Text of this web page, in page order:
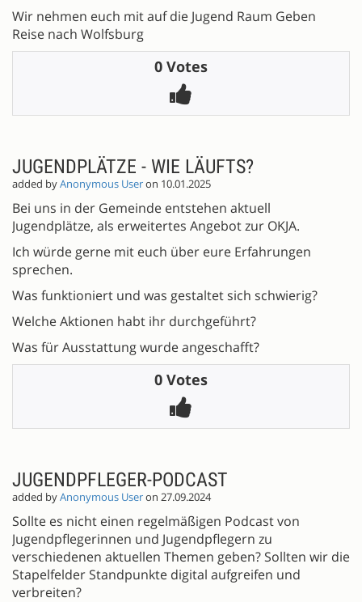
Wir nehmen euch mit auf die Jugend Raum Geben
Reise nach Wolfsburg
0 Votes
JUGENDPLÄTZE - WIE LÄUFTS?
added byAnonymous Useron 10.01.2025
Bei uns in der Gemeinde entstehen aktuell
Jugendplätze, als erweitertes Angebot zur OKJA.
Ich würde gerne mit euch über eure Erfahrungen
sprechen.
Was funktioniert und was gestaltet sich schwierig?
Welche Aktionen habt ihr durchgeführt?
Was für Ausstattung wurde angeschafft?
0 Votes
JUGENDPFLEGER-PODCAST
added byAnonymous Useron 27.09.2024
Sollte es nicht einen regelmäßigen Podcast von
Jugendpflegerinnen und Jugendpflegern zu
verschiedenen aktuellen Themen geben? Sollten wir die
Stapelfelder Standpunkte digital aufgreifen und
verbreiten?